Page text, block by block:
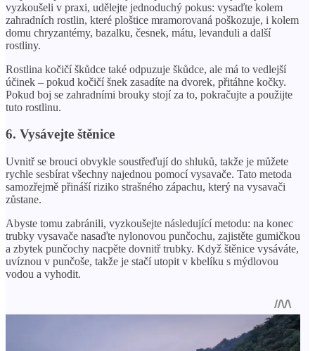
vyzkoušeli v praxi, udělejte jednoduchý pokus: vysaďte kolem
zahradních rostlin, které ploštice mramorovaná poškozuje, i kolem
domu chryzantémy, bazalku, česnek, mátu, levanduli a další
rostliny.
Rostlina kočičí škůdce také odpuzuje škůdce, ale má to vedlejší
účinek – pokud kočičí šnek zasadíte na dvorek, přitáhne kočky.
Pokud boj se zahradními brouky stojí za to, pokračujte a použijte
tuto rostlinu.
6. Vysávejte štěnice
Uvnitř se brouci obvykle soustřeďují do shluků, takže je můžete
rychle sesbírat všechny najednou pomocí vysavače. Tato metoda
samozřejmě přináší riziko strašného zápachu, který na vysavači
zůstane.
Abyste tomu zabránili, vyzkoušejte následující metodu: na konec
trubky vysavače nasaďte nylonovou punčochu, zajistěte gumičkou
a zbytek punčochy nacpěte dovnitř trubky. Když štěnice vysáváte,
uvíznou v punčoše, takže je stačí utopit v kbelíku s mýdlovou
vodou a vyhodit.